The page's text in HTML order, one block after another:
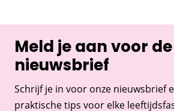
Meld je aan voor de
nieuwsbrief
Schrijf je in voor onze nieuwsbrief
praktische tips voor elke